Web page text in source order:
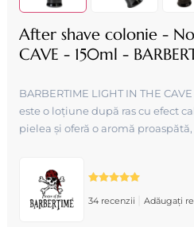
After shave colonie -
CAVE - 150ml -
BARBERTIME LIGHT IN THE
este o loțiune după ras cu efect
pielea și oferă o aromă
34 recenzii Adăugați